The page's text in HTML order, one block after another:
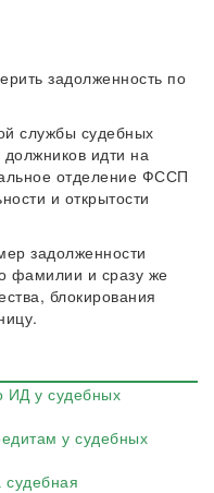
задолженность по
службы судебных
идти на
отделение ФССП
и открытости
задолженности
фамилии и сразу же
блокирования
ИД у судебных
у судебных
судебная